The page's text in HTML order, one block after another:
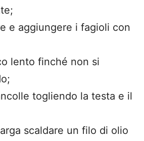
e aggiungere i fagioli con
lento finché non si
togliendo la testa e il
scaldare un filo di olio